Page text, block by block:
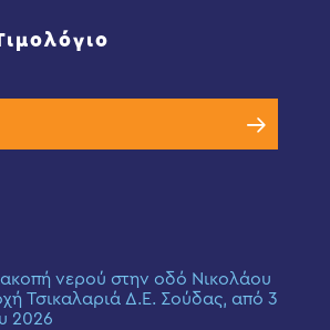
νερού στην οδό Νικολάου
Τσικαλαριά Δ.Ε. Σούδας, από 3
2026